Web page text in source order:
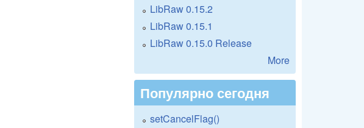
LibRaw 0.15.2
LibRaw 0.15.1
LibRaw 0.15.0 Release
More
Популярно сегодня
setCancelFlag()